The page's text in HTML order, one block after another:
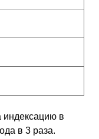
индексацию в
в 3 раза.